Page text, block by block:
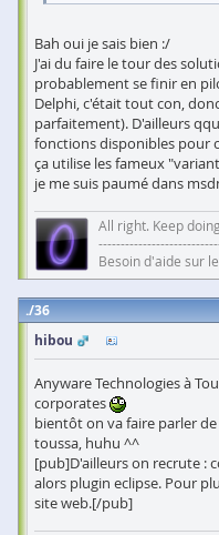
Bah oui je sais bien :/
J'ai du faire le tour des
probablement se finir en
Delphi, c'était tout con,
parfaitement). D'ailleurs
fonctions disponibles pour
ça utilise les fameux
je me suis paumé dans
All right. Keep
Besoin d'aide sur
36
hibou
Anyware Technologies à
corporates
bientôt on va faire parler
toussa, huhu ^^
[pub]D'ailleurs on recrute :
alors plugin eclipse. Pour
site web.[/pub]